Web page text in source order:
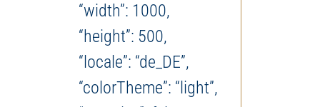
“width”: 1000,
“height”: 500,
“locale”: “de_DE”,
“colorTheme”: “light”,